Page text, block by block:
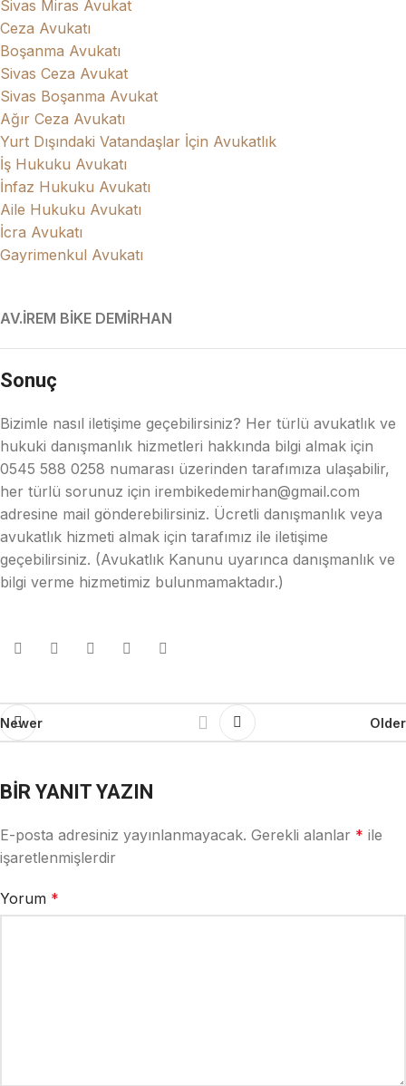
Sivas Miras Avukat
Ceza Avukatı
Boşanma Avukatı
Sivas Ceza Avukat
Sivas Boşanma Avukat
Ağır Ceza Avukatı
Yurt Dışındaki Vatandaşlar İçin Avukatlık
İş Hukuku Avukatı
İnfaz Hukuku Avukatı
Aile Hukuku Avukatı
İcra Avukatı
Gayrimenkul Avukatı
AV.İREM BİKE DEMİRHAN
Sonuç
Bizimle nasıl iletişime geçebilirsiniz? Her türlü avukatlık ve
hukuki danışmanlık hizmetleri hakkında bilgi almak için
0545 588 0258 numarası üzerinden tarafımıza ulaşabilir,
her türlü sorunuz için irembikedemirhan@gmail.com
adresine mail gönderebilirsiniz. Ücretli danışmanlık veya
avukatlık hizmeti almak için tarafımız ile iletişime
geçebilirsiniz. (Avukatlık Kanunu uyarınca danışmanlık ve
bilgi verme hizmetimiz bulunmamaktadır.)
Newer Older
BIR YANIT YAZIN
E-posta adresiniz yayınlanmayacak. Gerekli alanlar * ile
işaretlenmişlerdir
Yorum *